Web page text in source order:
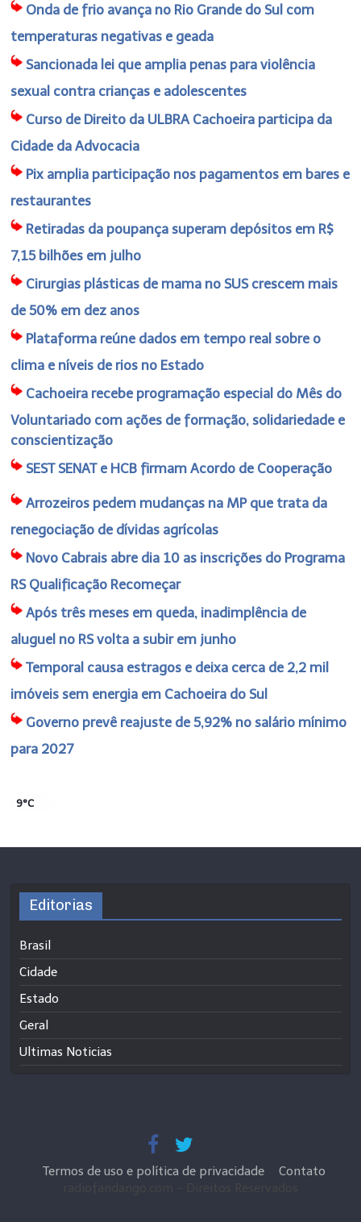
Onda de frio avança no Rio Grande do Sul com
temperaturas negativas e geada
Sancionada lei que amplia penas para violência
sexual contra crianças e adolescentes
Curso de Direito da ULBRA Cachoeira participa da
Cidade da Advocacia
Pix amplia participação nos pagamentos em bares e
restaurantes
Retiradas da poupança superam depósitos em R$
7,15 bilhões em julho
Cirurgias plásticas de mama no SUS crescem mais
de 50% em dez anos
Plataforma reúne dados em tempo real sobre o
clima e níveis de rios no Estado
Cachoeira recebe programação especial do Mês do
Voluntariado com ações de formação, solidariedade e
conscientização
SEST SENAT e HCB firmam Acordo de Cooperação
Arrozeiros pedem mudanças na MP que trata da
renegociação de dívidas agrícolas
Novo Cabrais abre dia 10 as inscrições do Programa
RS Qualificação Recomeçar
Após três meses em queda, inadimplência de
aluguel no RS volta a subir em junho
Temporal causa estragos e deixa cerca de 2,2 mil
imóveis sem energia em Cachoeira do Sul
Governo prevê reajuste de 5,92% no salário mínimo
para 2027
9°C
Editorias
Brasil
Cidade
Estado
Geral
Ultimas Noticias
Termos de uso e política de privacidade
Contato